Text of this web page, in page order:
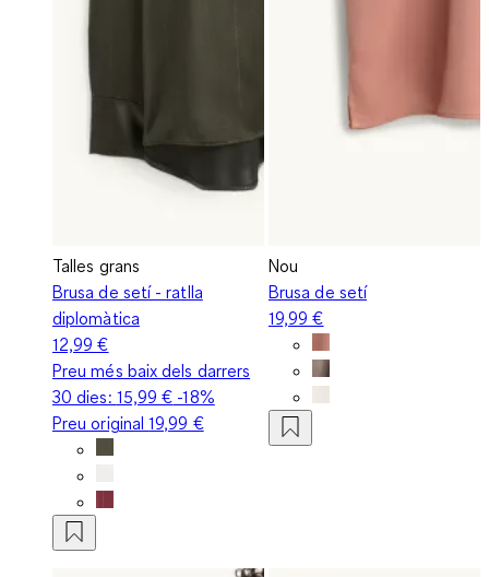
Talles grans
Brusa de setí - ratlla
diplomàtica
12,99 €
Preu més baix dels darrers
30 dies: 15,99 € -18%
Preu original19,99 €
Nou
Brusa de setí
19,99 €